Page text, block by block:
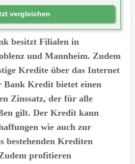
vergleichen
besitzt Filialen in
und Mannheim. Zudem
Kredite über das Internet
Bank Kredit bietet einen
Zinssatz, der für alle
gilt. Der Kredit kann
wie auch zur
bestehenden Krediten
profitieren